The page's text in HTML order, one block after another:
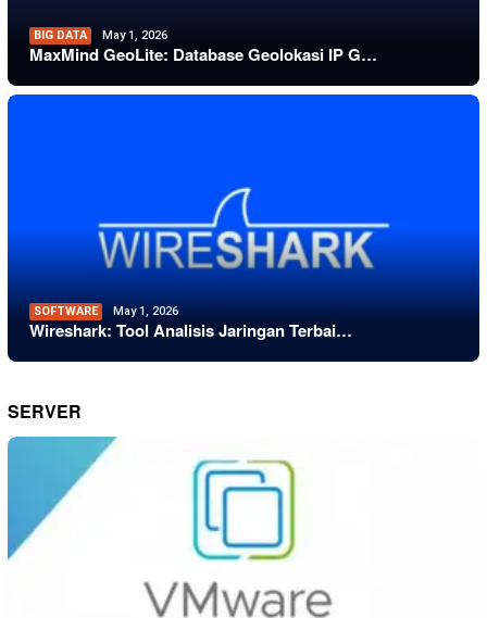
BIG DATA May 1, 2026
MaxMind GeoLite: Database Geolokasi IP G…
SOFTWARE May 1, 2026
Wireshark: Tool Analisis Jaringan Terbai…
SERVER